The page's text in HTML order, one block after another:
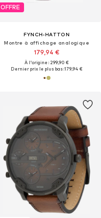
OFFRE
FYNCH-HATTON
Montre à affichage analogique
179,94 €
À l'origine : 299,90 €
Dernier prix le plus bas :179,94 €